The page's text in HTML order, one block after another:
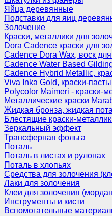
Яйца деревянные
Подставки для яиц
Золочение
Краски, металлики для
Dora Cadence краски для
Cadence Dora Wax, воск
Cadence Water Based
Cadence Hybrid Metallic,
Viva Inka Gold, краски-
Polycolor Maimeri - краски-
Металлические краски
Жидкая бронза, жидкая
Блестящие краски-
Зеркальный эффект
Трансферная фольга
Поталь
Поталь в листах и рулонах
Поталь в хлопьях
Средства для золочения
Лаки для золочения
Клеи для золочения
Инструменты и кисти
Вспомогательные